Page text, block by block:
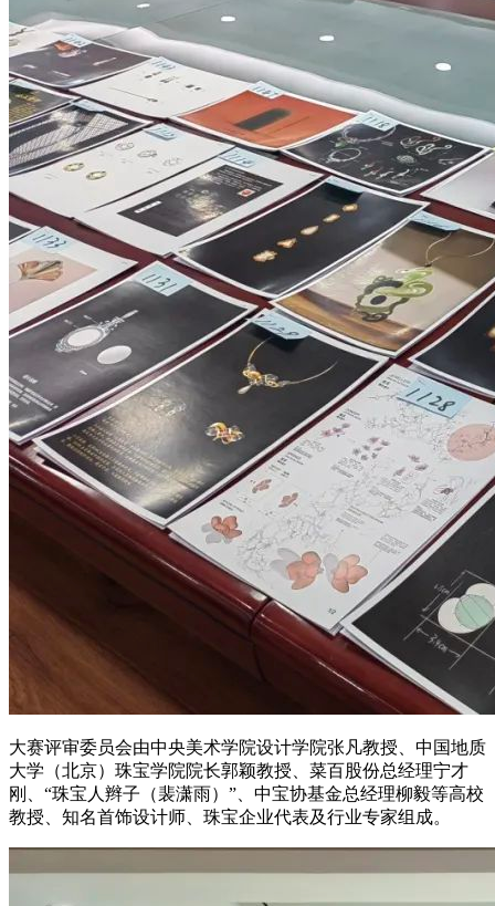
大赛评审委员会由中央美术学院设计学院张凡教授、中国地质
大学（北京）珠宝学院院长郭颖教授、菜百股份总经理宁才
刚、“珠宝人辫子（裴潇雨）”、中宝协基金总经理柳毅等高校
教授、知名首饰设计师、珠宝企业代表及行业专家组成。